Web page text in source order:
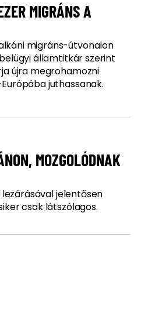
MIGRÁNS A
migráns-útvonalon
államtitkár szerint
újra megrohamozni
juthassanak.
MOZGOLÓDNAK
jelentősen
csak látszólagos.